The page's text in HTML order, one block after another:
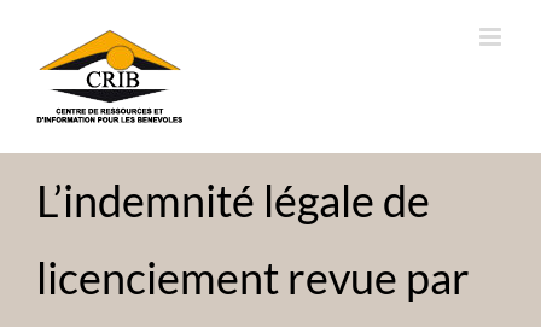
contenu
L’indemnité légale de
licenciement revue par